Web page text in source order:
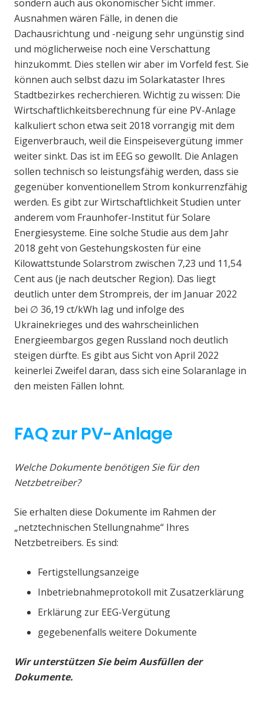
sondern auch aus ökonomischer Sicht immer.
Ausnahmen wären Fälle, in denen die
Dachausrichtung und -neigung sehr ungünstig sind
und möglicherweise noch eine Verschattung
hinzukommt. Dies stellen wir aber im Vorfeld fest. Sie
können auch selbst dazu im Solarkataster Ihres
Stadtbezirkes recherchieren. Wichtig zu wissen: Die
Wirtschaftlichkeitsberechnung für eine PV-Anlage
kalkuliert schon etwa seit 2018 vorrangig mit dem
Eigenverbrauch, weil die Einspeisevergütung immer
weiter sinkt. Das ist im EEG so gewollt. Die Anlagen
sollen technisch so leistungsfähig werden, dass sie
gegenüber konventionellem Strom konkurrenzfähig
werden. Es gibt zur Wirtschaftlichkeit Studien unter
anderem vom Fraunhofer-Institut für Solare
Energiesysteme. Eine solche Studie aus dem Jahr
2018 geht von Gestehungskosten für eine
Kilowattstunde Solarstrom zwischen 7,23 und 11,54
Cent aus (je nach deutscher Region). Das liegt
deutlich unter dem Strompreis, der im Januar 2022
bei ∅ 36,19 ct/kWh lag und infolge des
Ukrainekrieges und des wahrscheinlichen
Energieembargos gegen Russland noch deutlich
steigen dürfte. Es gibt aus Sicht von April 2022
keinerlei Zweifel daran, dass sich eine Solaranlage in
den meisten Fällen lohnt.
FAQ zur PV-Anlage
Welche Dokumente benötigen Sie für den
Netzbetreiber?
Sie erhalten diese Dokumente im Rahmen der
„netztechnischen Stellungnahme“ Ihres
Netzbetreibers. Es sind:
Fertigstellungsanzeige
Inbetriebnahmeprotokoll mit Zusatzerklärung
Erklärung zur EEG-Vergütung
gegebenenfalls weitere Dokumente
Wir unterstützen Sie beim Ausfüllen der
Dokumente.